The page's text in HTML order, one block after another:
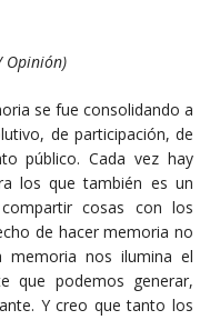
Opinión)
se fue consolidando a
de participación, de
público. Cada vez hay
los que también es un
cosas con los
de hacer memoria no
memoria nos ilumina el
que podemos generar,
Y creo que tanto los